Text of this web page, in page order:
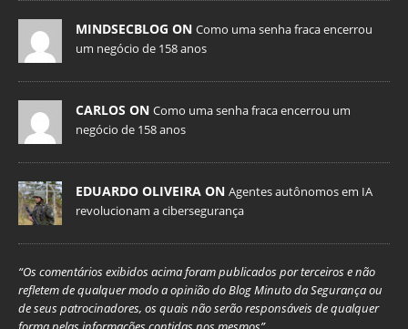
MINDSECBLOG ON Como uma senha fraca encerrou
um negócio de 158 anos
CARLOS ON Como uma senha fraca encerrou um
negócio de 158 anos
EDUARDO OLIVEIRA ON Agentes autônomos em IA
revolucionam a cibersegurança
“Os comentários exibidos acima foram publicados por terceiros e não
refletem de qualquer modo a opinião do Blog Minuto da Segurança ou
de seus patrocinadores, os quais não serão responsáveis de qualquer